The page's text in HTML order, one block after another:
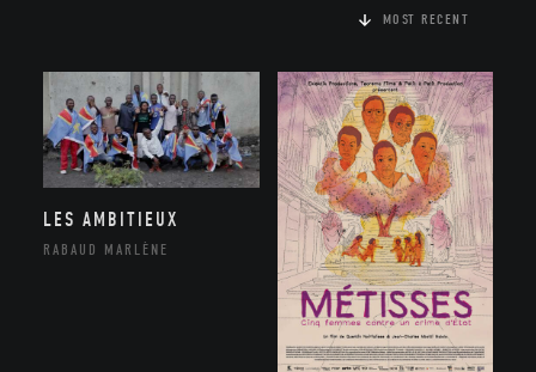
MOST RECENT
LES AMBITIEUX
RABAUD MARLÈNE